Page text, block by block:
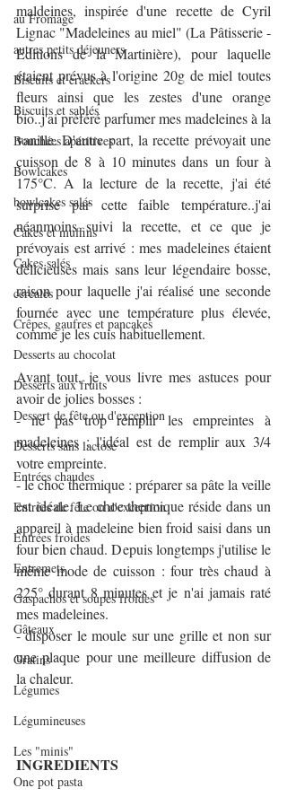
au Fromage
autres petits déjeuners
Biscuits et crackers
Biscuits et sablés
Bouchées apéritives
Bowlcakes
bowlcakes salés
Cakes et muffins
Cakes salés
céréales
Crêpes, gaufres et pancakes
Desserts au chocolat
Desserts aux fruits
Dessert de fête ou d'exception
Desserts sans lactose
Entrées chaudes
Entrées de fête ou d'exception
Entrées froides
Entremets
Gaspachos et soupes froides
Gâteaux
Gratins
Légumes
Légumineuses
Les "minis"
One pot pasta
maldeines, inspirée d'une recette de Cyril
Lignac "Madeleines au miel" (La Pâtisserie -
Editions de la Martinière), pour laquelle
étaient prévus à l'origine 20g de miel toutes
fleurs ainsi que les zestes d'une orange
bio..j'ai préféré parfumer mes madeleines à la
vanille. D'autre part, la recette prévoyait une
cuisson de 8 à 10 minutes dans un four à
175°C. A la lecture de la recette, j'ai été
surprise par cette faible température..j'ai
néanmoins suivi la recette, et ce que je
prévoyais est arrivé : mes madeleines étaient
délicieuses mais sans leur légendaire bosse,
raison pour laquelle j'ai réalisé une seconde
fournée avec une température plus élevée,
comme je les cuis habituellement.
Avant tout, je vous livre mes astuces pour
avoir de jolies bosses :
- ne pas trop remplir les empreintes à
madeleines : l'idéal est de remplir aux 3/4
votre empreinte.
- le choc thermique : préparer sa pâte la veille
est idéale. Le choc thermique réside dans un
appareil à madeleine bien froid saisi dans un
four bien chaud. Depuis longtemps j'utilise le
même mode de cuisson : four très chaud à
225° durant 8 minutes et je n'ai jamais raté
mes madeleines.
- disposer le moule sur une grille et non sur
une plaque pour une meilleure diffusion de
la chaleur.
INGREDIENTS